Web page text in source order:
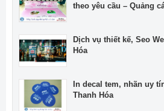
theo yêu cầu – Quảng
Dịch vụ thiết kế, Seo
Hóa
In decal tem, nhãn uy
Thanh Hóa